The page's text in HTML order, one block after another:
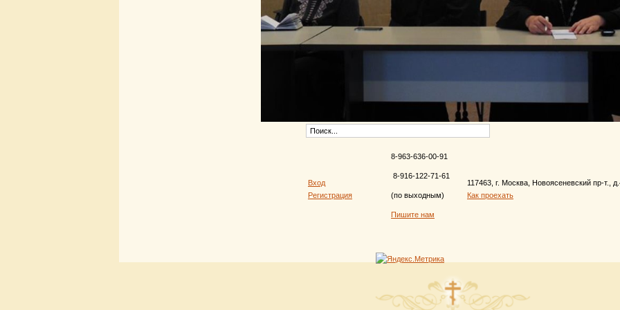
Вход
Регистрация
8-963-636-00-91
8-916-122-71-61
(по выходным)
Пишите нам
117463, г. Москва, Новоясеневский пр-т.,
Как проехать